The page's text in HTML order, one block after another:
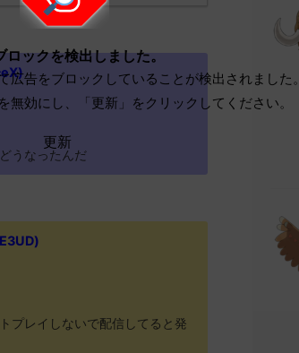
うなったんだ
プレイしないで配信してると発
ロックを検出しました。
広告をブロックしていることが検出されました。
無効にし、「更新」をクリックしてください。
更新